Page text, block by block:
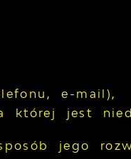
e-mail),
której jest
jego